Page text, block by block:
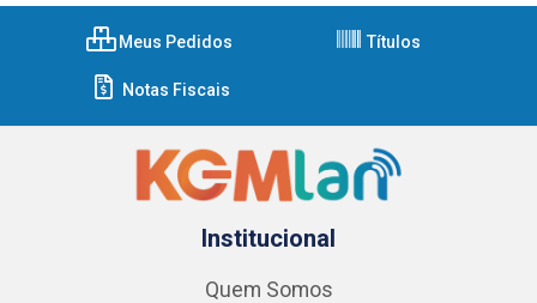
Meus Pedidos Títulos
Notas Fiscais
Institucional
Quem Somos